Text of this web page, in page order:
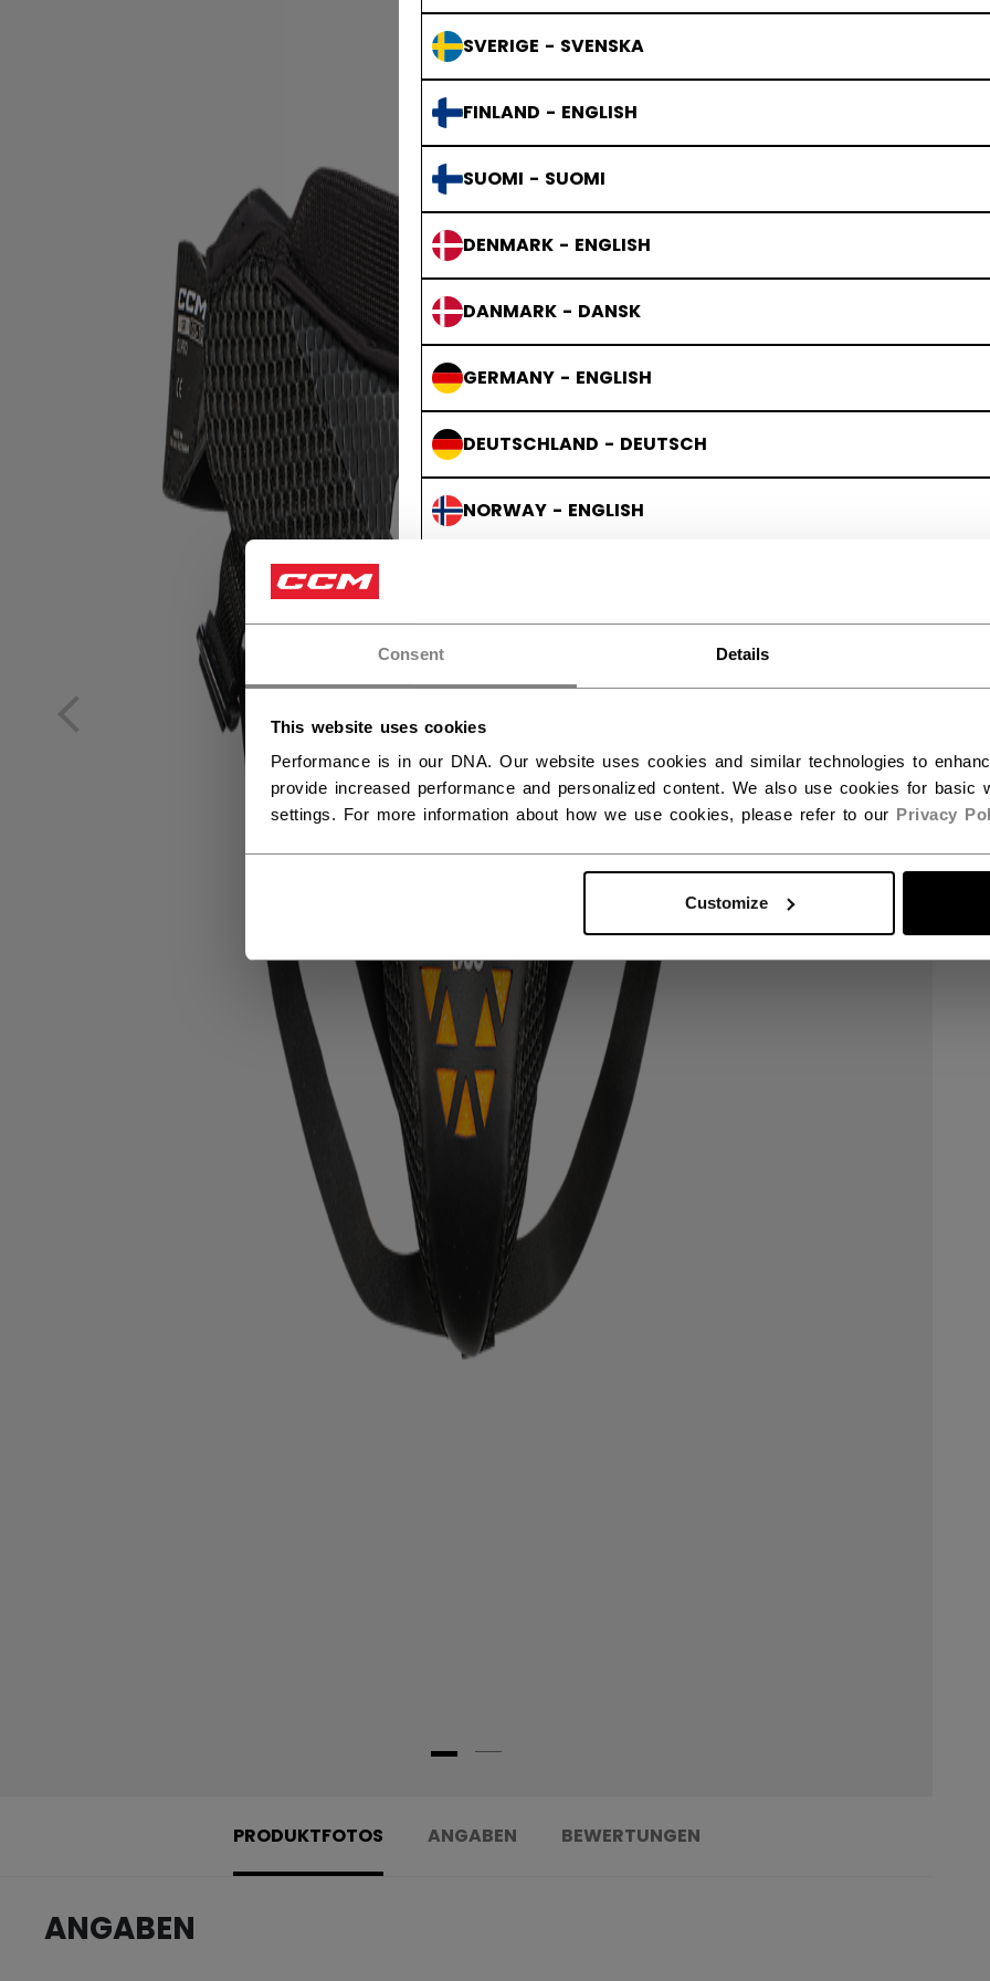
Consent Details
This website uses cookies
Performance is in our DNA. Our website uses cookies and similar technologies to
provide increased performance and personalized content. We also use cookies for basic
settings. For more information about how we use cookies, please refer to our Privacy
Customize
SVERIGE - SVENSKA
FINLAND - ENGLISH
SUOMI - SUOMI
DENMARK - ENGLISH
DANMARK - DANSK
GERMANY - ENGLISH
DEUTSCHLAND - DEUTSCH
NORWAY - ENGLISH
PRODUKTFOTOS ANGABEN BEWERTUNGEN
ANGABEN